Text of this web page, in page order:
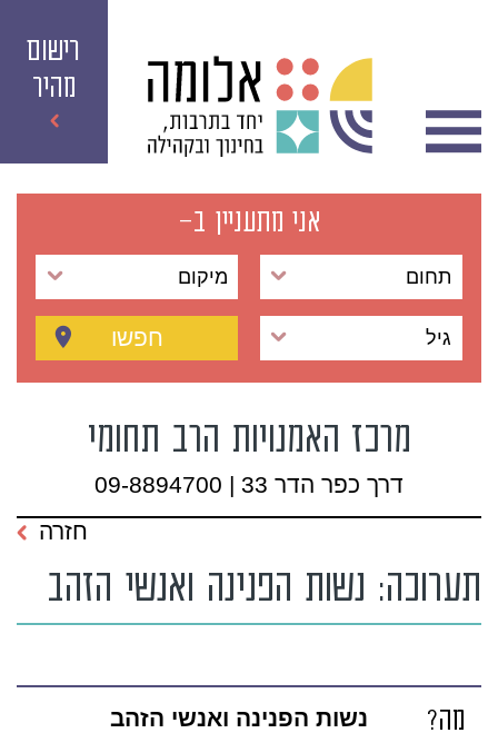
רישום
מהיר
אני מתעניין ב-
תחום מיקום
גיל חפשו
מרכז האמנויות הרב תחומי
דרך כפר הדר 33 | 09-8894700
תערוכה: נשות הפנינה ואנשי הזהב
חזרה
מה?
נשות הפנינה ואנשי הזהב